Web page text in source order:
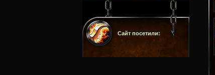
Сайт посетили: